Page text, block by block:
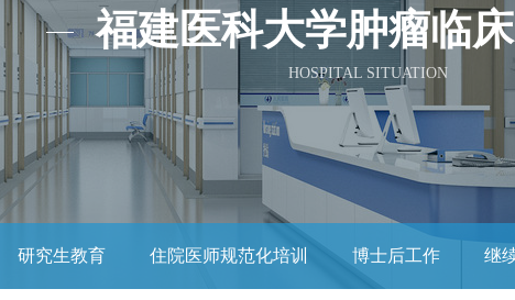
福建医科大学肿瘤临
HOSPITAL SITUATION
研究生教育 住院医师规范化培训 博士后工作 继